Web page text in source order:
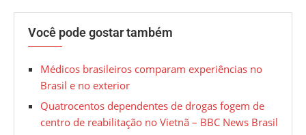
Você pode gostar também
Médicos brasileiros comparam experiências no
Brasil e no exterior
Quatrocentos dependentes de drogas fogem de
centro de reabilitação no Vietnã – BBC News Brasil